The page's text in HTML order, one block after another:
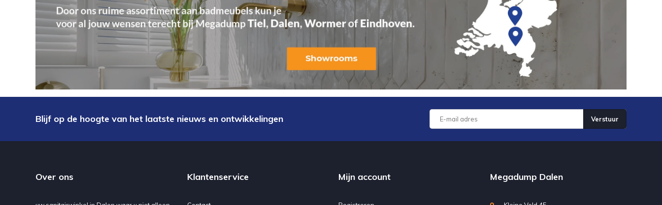
Blijf op de hoogte van het laatste nieuws en ontwikkelingen Verstuur
Over ons Klantenservice Mijn account Megadump Dalen